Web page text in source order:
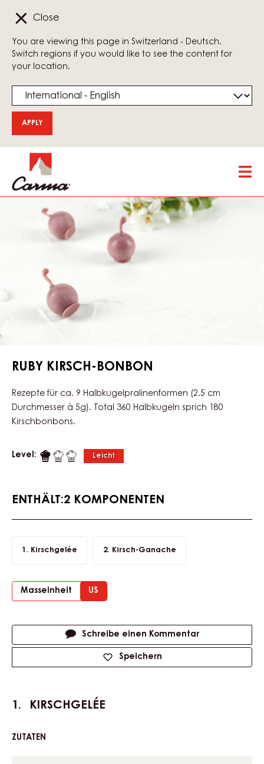
Close
You are viewing this page in Switzerland - Deutsch.
Switch regions if you would like to see the content for
your location.
to
main
content
RUBY KIRSCH-BONBON
Rezepte für ca. 9 Halbkugelpralinenformen (2.5 cm
Durchmesser à 5g). Total 360 Halbkugeln sprich 180
Kirschbonbons.
Level: Leicht
ENTHÄLT:2 KOMPONENTEN
Kirschgelée Kirsch-Ganache
Masseinheit US
Schreibe einen Kommentar
Speichern
KIRSCHGELÉE
ZUTATEN